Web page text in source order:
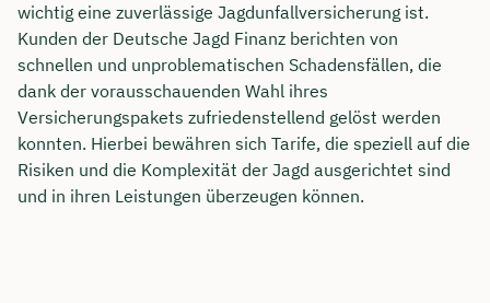
wichtig eine zuverlässige Jagdunfallversicherung ist.
Kunden der Deutsche Jagd Finanz berichten von
schnellen und unproblematischen Schadensfällen, die
dank der vorausschauenden Wahl ihres
Versicherungspakets zufriedenstellend gelöst werden
konnten. Hierbei bewähren sich Tarife, die speziell auf die
Risiken und die Komplexität der Jagd ausgerichtet sind
und in ihren Leistungen überzeugen können.